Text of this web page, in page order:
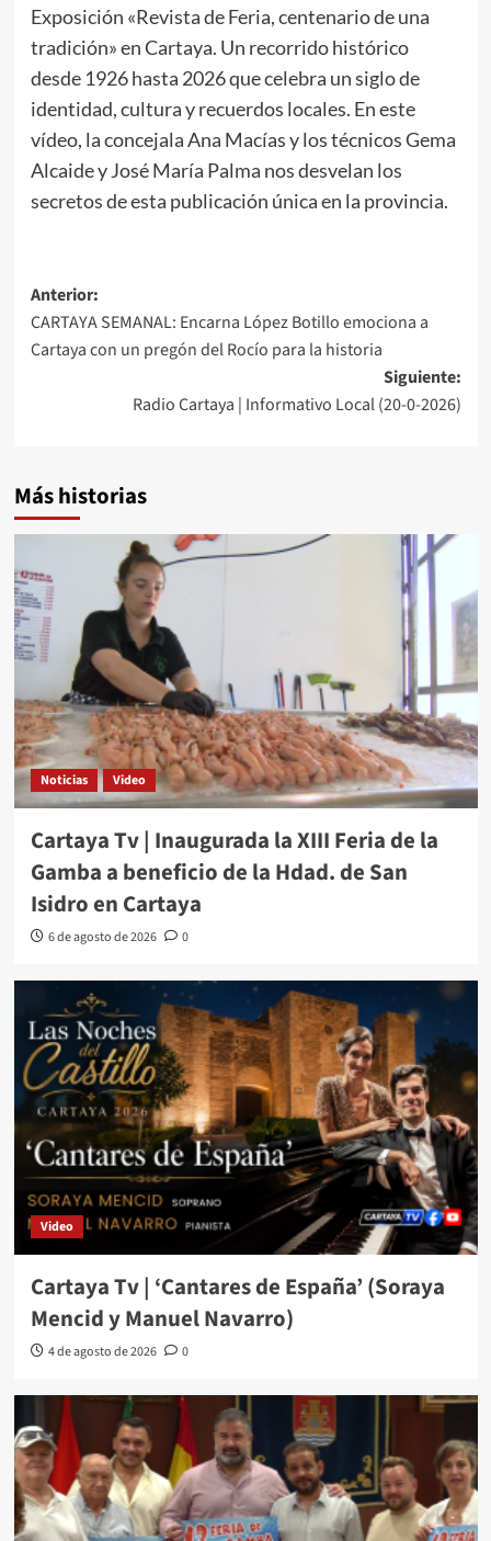
Exposición «Revista de Feria, centenario de una
tradición» en Cartaya. Un recorrido histórico
desde 1926 hasta 2026 que celebra un siglo de
identidad, cultura y recuerdos locales. En este
vídeo, la concejala Ana Macías y los técnicos Gema
Alcaide y José María Palma nos desvelan los
secretos de esta publicación única en la provincia.
Anterior:
CARTAYA SEMANAL: Encarna López Botillo emociona a
Cartaya con un pregón del Rocío para la historia
Siguiente:
Radio Cartaya | Informativo Local (20-0-2026)
Más historias
Noticias Video
Cartaya Tv | Inaugurada la XIII Feria de la
Gamba a beneficio de la Hdad. de San
Isidro en Cartaya
6 de agosto de 2026 0
Video
Cartaya Tv | ‘Cantares de España’ (Soraya
Mencid y Manuel Navarro)
4 de agosto de 2026 0